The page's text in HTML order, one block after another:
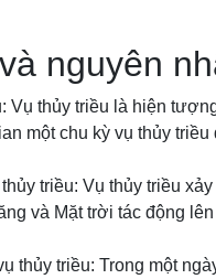
nguyên
Vụ thủy triều là hiện
một chu kỳ vụ thủy
triều: Vụ thủy triều
và Mặt trời tác động
thủy triều: Trong một